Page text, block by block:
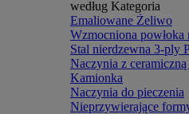
według Kategoria
Emaliowane Żeliwo
Wzmocniona powłoka
Stal nierdzewna 3-ply
Naczynia z
Kamionka
Naczynia do pieczenia
Nieprzywierające